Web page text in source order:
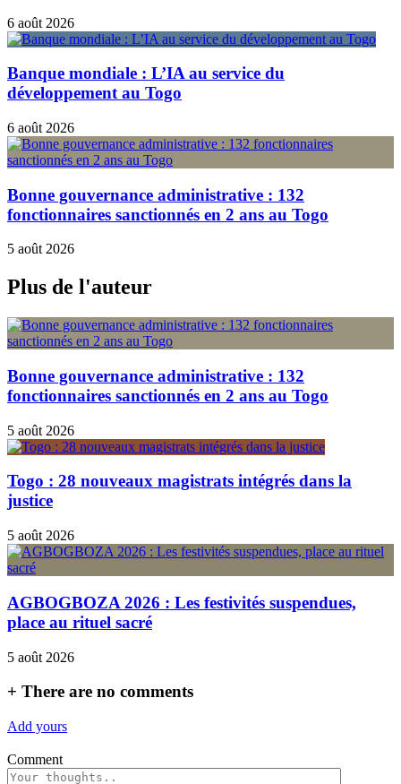
6 août 2026
Banque mondiale : L’IA au service du
développement au Togo
6 août 2026
Bonne gouvernance administrative : 132
fonctionnaires sanctionnés en 2 ans au Togo
5 août 2026
Plus de l'auteur
Bonne gouvernance administrative : 132
fonctionnaires sanctionnés en 2 ans au Togo
5 août 2026
Togo : 28 nouveaux magistrats intégrés dans la
justice
5 août 2026
AGBOGBOZA 2026 : Les festivités suspendues,
place au rituel sacré
5 août 2026
+ There are no comments
Add yours
Comment